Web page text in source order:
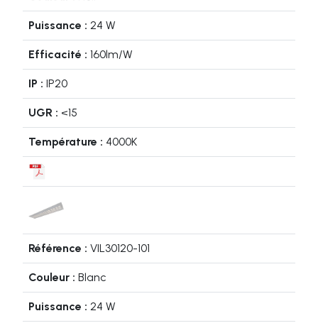
24 W
160lm/W
IP20
<15
4000K
VIL30120-101
Blanc
24 W